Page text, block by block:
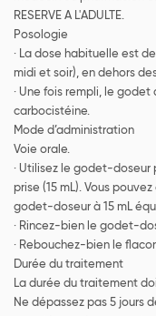
RESERVE A L'ADULTE.
Posologie
· La dose habituelle est
midi et soir), en dehors
· Une fois rempli, le godet
carbocistéine.
Mode d’administration
Voie orale.
· Utilisez le godet-doseur
prise (15 mL). Vous
godet-doseur à 15 mL
· Rincez-bien le godet-
· Rebouchez-bien le
Durée du traitement
La durée du traitement
Ne dépassez pas 5 jours